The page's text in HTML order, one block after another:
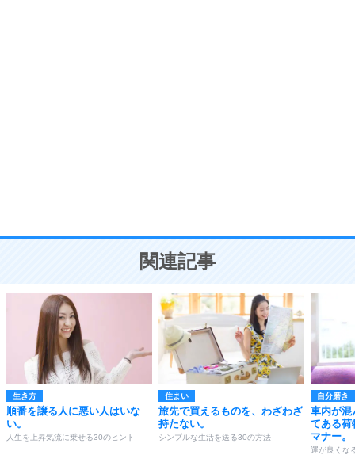
ことが大切。
関連記事
生き方
順番を譲る人に悪い人はいな
い。
人生を上昇気流に乗せる30のヒント
住まい
旅先で買えるものを、わざわざ
持たない。
シンプルな生活を送る30の方法
自分磨き
車内が混
てある荷
マナー。
運が良くな